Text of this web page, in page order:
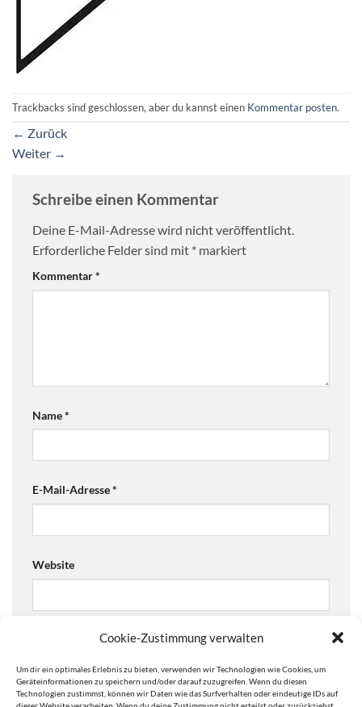
Cookie-Zustimmung verwalten
Um dir ein optimales Erlebnis zu bieten, verwenden wir Technologien wie Cookies, um
Geräteinformationen zu speichern und/oder darauf zuzugreifen. Wenn du diesen
Technologien zustimmst, können wir Daten wie das Surfverhalten oder eindeutige IDs auf
Trackbacks sind geschlossen, aber du kannst einen Kommentar posten.
← Zurück
Weiter →
Schreibe einen Kommentar
Deine E-Mail-Adresse wird nicht veröffentlicht.
Erforderliche Felder sind mit * markiert
Kommentar*
Name*
E-Mail-Adresse*
Website
Ja, füge mich zu der Mailingliste hinzu!
Are you human? Please solve: